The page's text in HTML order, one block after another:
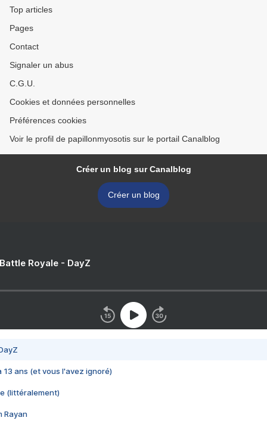
#ENERGYBOWL]
Top articles
Pages
Contact
Signaler un abus
C.G.U.
Cookies et données personnelles
Préférences cookies
Voir le profil de papillonmyosotis sur le portail Canalblog
Créer un blog sur Canalblog
Créer un blog
Royale - DayZ
13 ans (et vous l'avez ignoré)
(littéralement)
Rayan